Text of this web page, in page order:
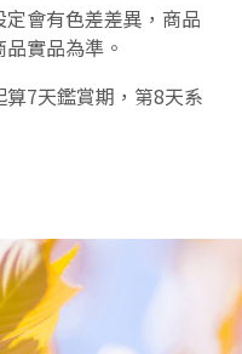
會有色差差異，商品
實品為準。
7天鑑賞期，第8天系